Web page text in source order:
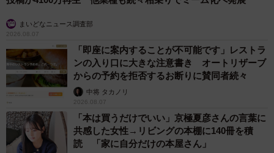
まいどなニュース調査部
2026.08.07
「即座に案内することが不可能です」レストラ
ンの入り口に大きな注意書き オートリザーブ
からの予約を拒否するお断りに賛同者続々
中将 タカノリ
2026.08.07
「本は買うだけでいい」京極夏彦さんの言葉に
共感した女性→リビングの本棚に140冊を積
読 「家に自分だけの本屋さん」